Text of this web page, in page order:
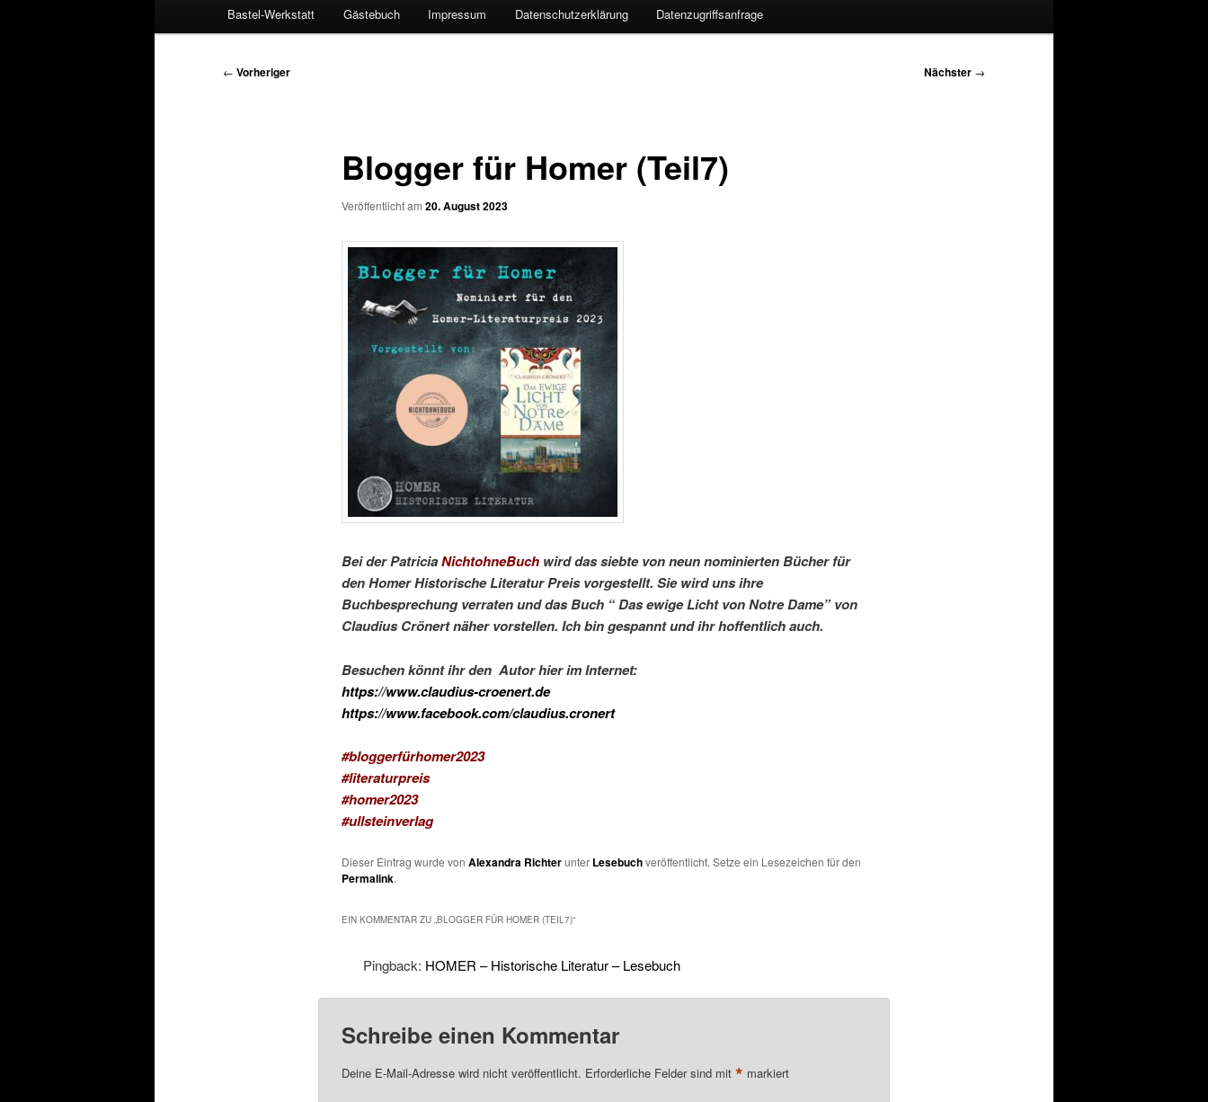
Bastel-Werkstatt Gästebuch Impressum Datenschutzerklärung Datenzugriffsanfrage
Beitragsnavigation
← Vorheriger Nächster →
Blogger für Homer (Teil7)
Veröffentlicht am 20. August 2023
Bei der PatriciaNichtohneBuchwird das siebte von neun nominierten Bücher für
den Homer Historische Literatur Preisvorgestellt. Sie wird uns ihre
Buchbesprechung verraten und das Buch “Das ewige Licht von Notre Dame” von
Claudius Crönert näher vorstellen. Ich bin gespannt und ihr hoffentlich auch.
Besuchen könnt ihr den Autor hier im Internet:
https://www.claudius-croenert.de
https://www.facebook.com/claudius.cronert
#bloggerfürhomer2023
#literaturpreis
#homer2023
#ullsteinverlag
Dieser Eintrag wurde von Alexandra Richterunter Lesebuchveröffentlicht. Setze ein Lesezeichen für den
Permalink.
EIN KOMMENTAR ZU „BLOGGER FÜR HOMER (TEIL7)“
Pingback: HOMER – Historische Literatur – Lesebuch
Schreibe einen Kommentar
Deine E-Mail-Adresse wird nicht veröffentlicht. Erforderliche Felder sind mit * markiert